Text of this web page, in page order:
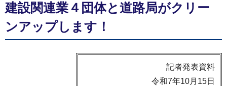
建設関連業４団体と道路局がクリー
ンアップします！
記者発表資料
令和7年10月15日